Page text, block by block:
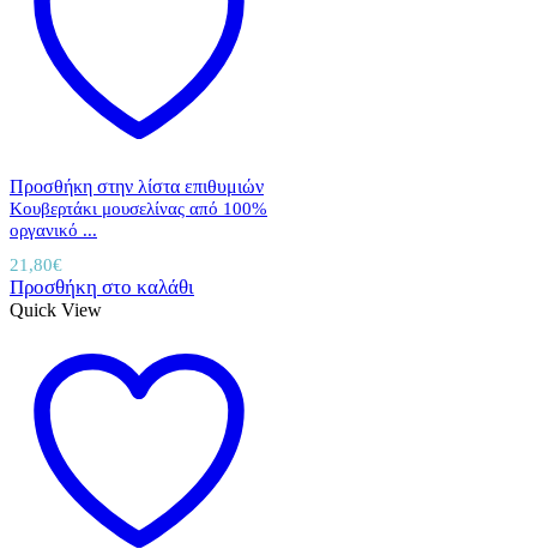
Προσθήκη στην λίστα επιθυμιών
Κουβερτάκι μουσελίνας από 100%
οργανικό ...
21,80€
Προσθήκη στο καλάθι
Quick View